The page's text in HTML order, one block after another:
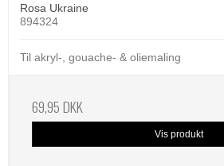
Rosa Ukraine
894324
Til akryl-, gouache- & oliemaling
69,95 DKK
Vis produkt